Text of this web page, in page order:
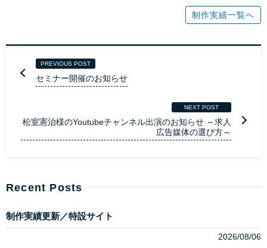
制作実績一覧へ
PREVIOUS POST
セミナー開催のお知らせ
NEXT POST
松室憲治様のYoutubeチャンネル出演のお知らせ ～求人
広告媒体の選び方～
Recent Posts
制作実績更新／特設サイト
2026/08/06